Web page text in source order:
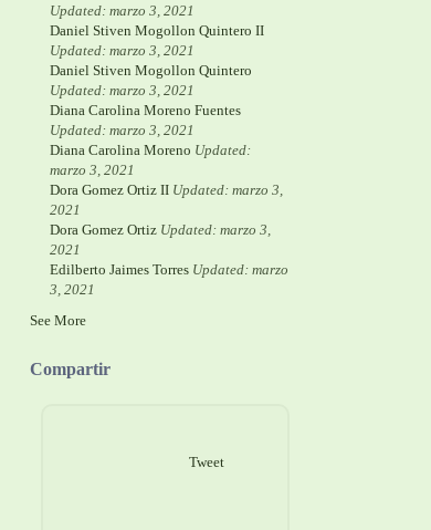
Updated: marzo 3, 2021
Daniel Stiven Mogollon Quintero II
Updated: marzo 3, 2021
Daniel Stiven Mogollon Quintero
Updated: marzo 3, 2021
Diana Carolina Moreno Fuentes
Updated: marzo 3, 2021
Diana Carolina Moreno Updated:
marzo 3, 2021
Dora Gomez Ortiz II Updated: marzo 3,
2021
Dora Gomez Ortiz Updated: marzo 3,
2021
Edilberto Jaimes Torres Updated: marzo
3, 2021
See More
Compartir
Tweet